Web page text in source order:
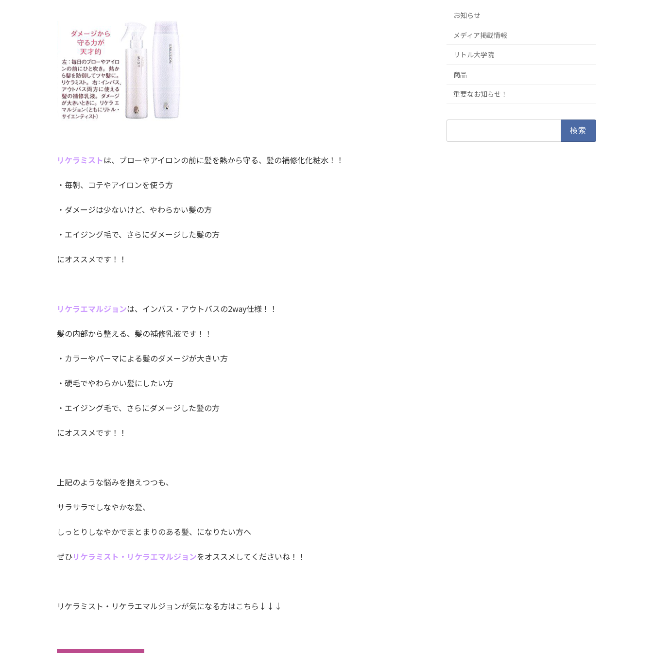
リケラミストは、ブローやアイロンの前に髪を熱から守る、髪の補修化化粧水！！
・毎朝、コテやアイロンを使う方
・ダメージは少ないけど、やわらかい髪の方
・エイジング毛で、さらにダメージした髪の方
にオススメです！！
リケラエマルジョンは、インバス・アウトバスの2way仕様！！
髪の内部から整える、髪の補修乳液です！！
・カラーやパーマによる髪のダメージが大きい方
・硬毛でやわらかい髪にしたい方
・エイジング毛で、さらにダメージした髪の方
にオススメです！！
上記のような悩みを抱えつつも、
サラサラでしなやかな髪、
しっとりしなやかでまとまりのある髪、になりたい方へ
ぜひリケラミスト・リケラエマルジョンをオススメしてくださいね！！
リケラミスト・リケラエマルジョンが気になる方はこちら↓↓↓
お知らせ
メディア掲載情報
リトル大学院
商品
重要なお知らせ！